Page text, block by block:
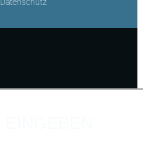
Datenschutz